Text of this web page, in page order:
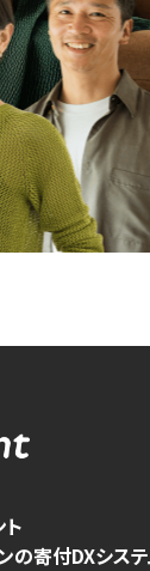
の寄付DXシス